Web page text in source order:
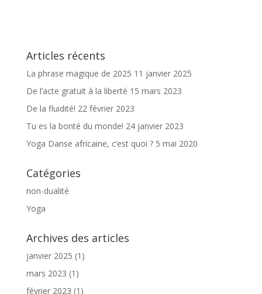
Articles récents
La phrase magique de 2025 11 janvier 2025
De l’acte gratuit à la liberté 15 mars 2023
De la fluidité! 22 février 2023
Tu es la bonté du monde! 24 janvier 2023
Yoga Danse africaine, c’est quoi ? 5 mai 2020
Catégories
non-dualité
Yoga
Archives des articles
janvier 2025 (1)
mars 2023 (1)
février 2023 (1)